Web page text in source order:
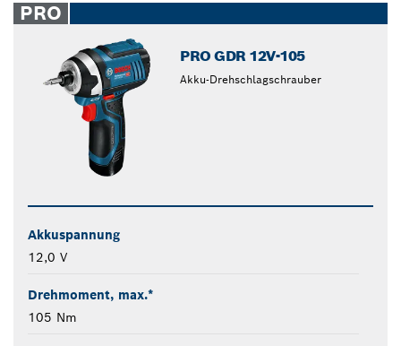
PRO
PRO GDR 12V-105
Akku-Drehschlagschrauber
Akkuspannung
12,0 V
Drehmoment, max.*
105 Nm